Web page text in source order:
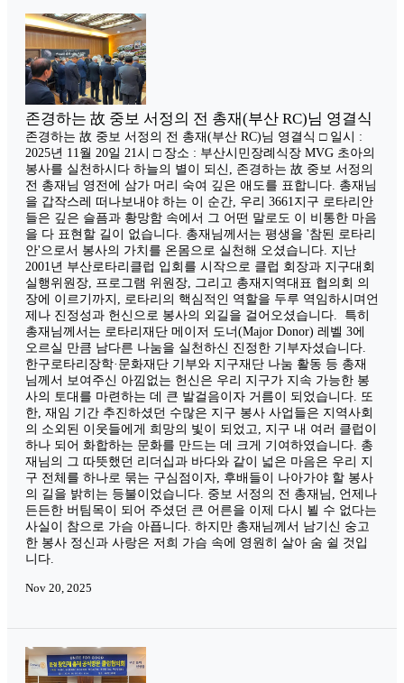
존경하는 故 중보 서정의 전 총재(부산 RC)님 영결식
존경하는 故 중보 서정의 전 총재(부산 RC)님 영결식 □ 일시 :
2025년 11월 20일 21시 □ 장소 : 부산시민장례식장 MVG 초아의
봉사를 실천하시다 하늘의 별이 되신, ​존경하는 故 중보 서정의
전 총재님 영전에 삼가 머리 숙여 깊은 애도를 표합니다. ​총재님
을 갑작스레 떠나보내야 하는 이 순간, 우리 3661지구 로타리안
들은 깊은 슬픔과 황망함 속에서 그 어떤 말로도 이 비통한 마음
을 다 표현할 길이 없습니다. ​총재님께서는 평생을 '참된 로타리
안'으로서 봉사의 가치를 온몸으로 실천해 오셨습니다. ​지난
2001년 부산로타리클럽 입회를 시작으로 클럽 회장과 지구대회
실행위원장, 프로그램 위원장, 그리고 총재지역대표 협의회 의
장에 이르기까지, 로타리의 핵심적인 역할을 두루 역임하시며언
제나 진정성과 헌신으로 봉사의 외길을 걸어오셨습니다. ​ 특히
총재님께서는 로타리재단 메이저 도너(Major Donor) 레벨 3에
오르실 만큼 남다른 나눔을 실천하신 진정한 기부자셨습니다.
한구로타리장학·문화재단 기부와 지구재단 나눔 활동 등 총재
님께서 보여주신 아낌없는 헌신은 우리 지구가 지속 가능한 봉
사의 토대를 마련하는 데 큰 발걸음이자 거름이 되었습니다. ​또
한, 재임 기간 추진하셨던 수많은 지구 봉사 사업들은 지역사회
의 소외된 이웃들에게 희망의 빛이 되었고, 지구 내 여러 클럽이
하나 되어 화합하는 문화를 만드는 데 크게 기여하였습니다. ​총
재님의 그 따뜻했던 리더십과 바다와 같이 넓은 마음은 우리 지
구 전체를 하나로 묶는 구심점이자, 후배들이 나아가야 할 봉사
의 길을 밝히는 등불이었습니다. ​중보 서정의 전 총재님, 언제나
든든한 버팀목이 되어 주셨던 큰 어른을 이제 다시 뵐 수 없다는
사실이 참으로 가슴 아픕니다. 하지만 총재님께서 남기신 숭고
한 봉사 정신과 사랑은 저희 가슴 속에 영원히 살아 숨 쉴 것입
니다.
Nov 20, 2025